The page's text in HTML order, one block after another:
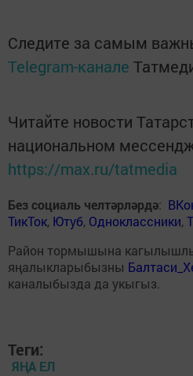
Следите за самым
Telegram-канале
Читайте новости
национальном
https://max.ru/tatmedia
Без социаль челтәрләрдә:
ТикТок, Ютуб, Одноклассники,
Район тормышына
яңалыкларыбызны
каналыбызда да укыгыз.
Теги:
ЯҢА ЕЛ